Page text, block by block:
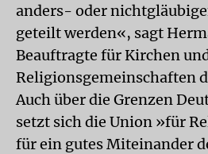
anders- oder
geteilt werden«, sagt
Beauftragte für Kirchen
Religionsgemeinschaften
Auch über die Grenzen
setzt sich die Union »für
für ein gutes Miteinander